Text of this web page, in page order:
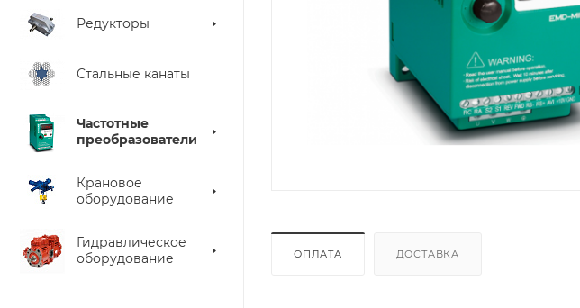
Редукторы
Стальные канаты
Частотные
преобразователи
Крановое
оборудование
Гидравлическое
оборудование
ОПЛАТА ДОСТАВКА